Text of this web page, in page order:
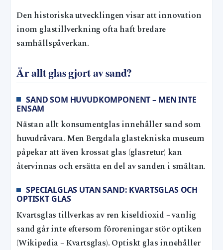
Den historiska utvecklingen visar att innovation
inom glastillverkning ofta haft bredare
samhällspåverkan.
Är allt glas gjort av sand?
SAND SOM HUVUDKOMPONENT – MEN INTE
ENSAM
Nästan allt konsumentglas innehåller sand som
huvudråvara. Men Bergdala glastekniska museum
påpekar att även krossat glas (glasretur) kan
återvinnas och ersätta en del av sanden i smältan.
SPECIALGLAS UTAN SAND: KVARTSGLAS OCH
OPTISKT GLAS
Kvartsglas tillverkas av ren kiseldioxid – vanlig
sand går inte eftersom föroreningar stör optiken
(Wikipedia – Kvartsglas). Optiskt glas innehåller